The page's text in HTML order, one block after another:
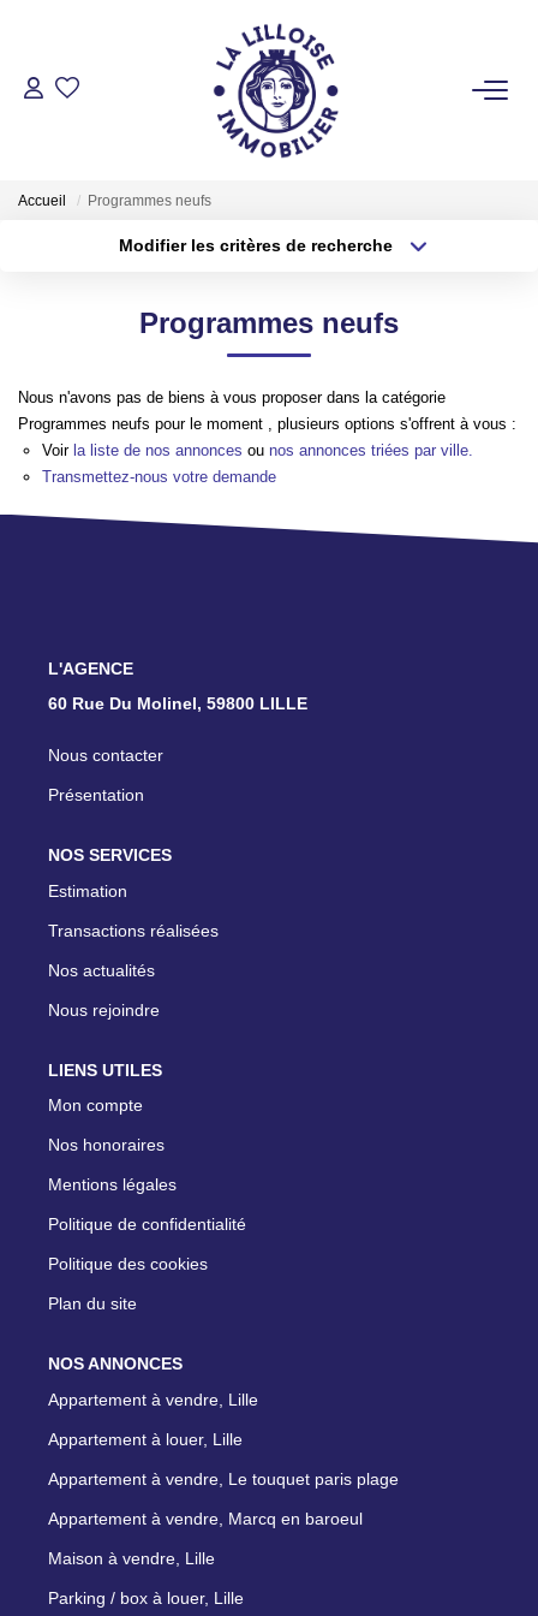
ACHETER
Tous Nos Biens
VENDRE
GESTION LOCATIVE
Accueil Programmes neufs
Modifier les critères de recherche
Budget max Plus de critères
Programmes neufs
Nous n'avons pas de biens à vous proposer dans la catégorie
Programmes neufs pour le moment , plusieurs options s'offrent à vous :
Voir la liste de nos annonces ou nos annonces triées par ville.
Transmettez-nous votre demande
L'AGENCE
60 Rue Du Molinel, 59800 LILLE
Nous contacter
Présentation
NOS SERVICES
Estimation
Transactions réalisées
Nos actualités
Nous rejoindre
LIENS UTILES
Mon compte
Nos honoraires
Mentions légales
Politique de confidentialité
Politique des cookies
Plan du site
NOS ANNONCES
Appartement à vendre, Lille
Appartement à louer, Lille
Appartement à vendre, Le touquet paris plage
Appartement à vendre, Marcq en baroeul
Maison à vendre, Lille
Parking / box à louer, Lille